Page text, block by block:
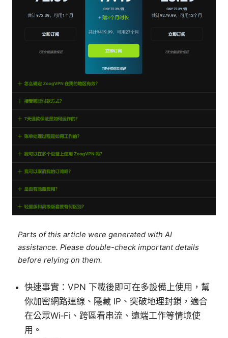
Parts of this article were generated with AI
assistance. Please double-check important details
before relying on them.
快速事實：VPN 下載後即可在多設備上使用，幫
你加密網路連線、隱藏 IP、突破地理封鎖，適合
在公眾Wi‑Fi、跨區看串流、遠端工作等情境使
用。